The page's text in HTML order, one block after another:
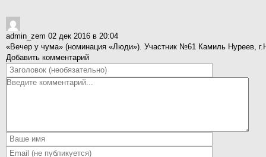
admin_zem 02 дек 2016 в 20:04
«Вечер у чума» (номинация «Люди»). Участник №61 Камиль Нуреев,
Добавить комментарий